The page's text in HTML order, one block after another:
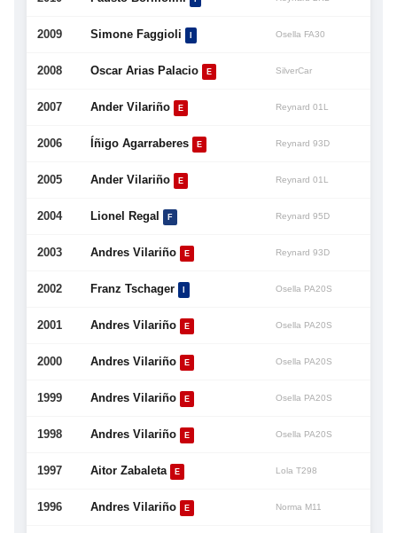
2009 Simone Faggioli Osella FA30
2008 Oscar Arias Palacio E SilverCar
2007 Ander Vilariño E Reynard 01L
2006 Íñigo Agarraberes E Reynard 93D
2005 Ander Vilariño E Reynard 01L
2004 Lionel Regal F Reynard 95D
2003 Andres Vilariño E Reynard 93D
2002 Franz Tschager Osella PA20S
2001 Andres Vilariño E Osella PA20S
2000 Andres Vilariño E Osella PA20S
1999 Andres Vilariño E Osella PA20S
1998 Andres Vilariño E Osella PA20S
1997 Aitor Zabaleta E Lola T298
1996 Andres Vilariño E Norma M11